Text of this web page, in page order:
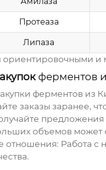
Протеаза
Липаза
и
ферментов
ферментов из
заказы заранее,
предложения
объемов
отношения: Работа с